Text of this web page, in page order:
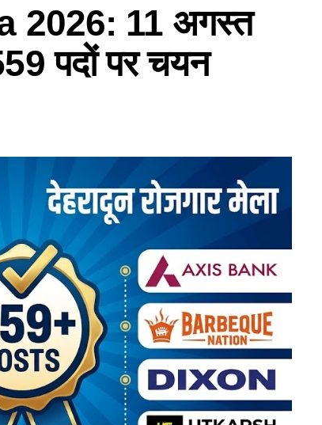
2026: 11 अगस्त
पदों पर चयन